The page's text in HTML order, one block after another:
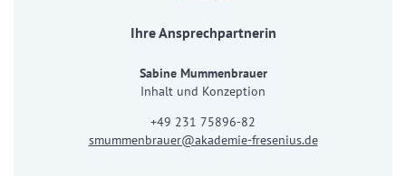
Ihre Ansprechpartnerin
Sabine Mummenbrauer
Inhalt und Konzeption
+49 231 75896-82
smummenbrauer@akademie-fresenius.de